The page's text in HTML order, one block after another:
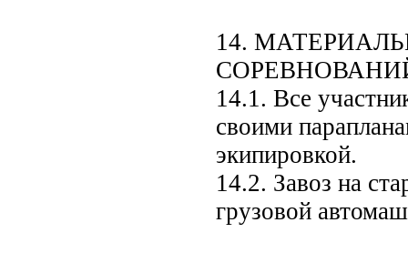
14.
14.1. Все
своими
экипировкой.
14.2. Завоз на
грузовой